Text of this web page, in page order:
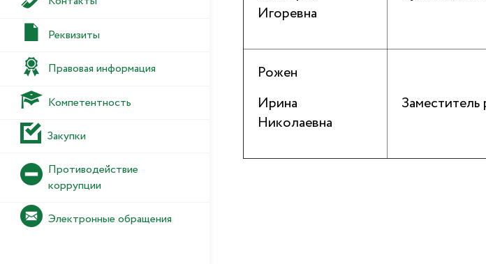
Реквизиты
Правовая информация
Компетентность
Закупки
Противодействие
коррупции
Электронные обращения
Игоревна
Рожен
Ирина
Николаевна